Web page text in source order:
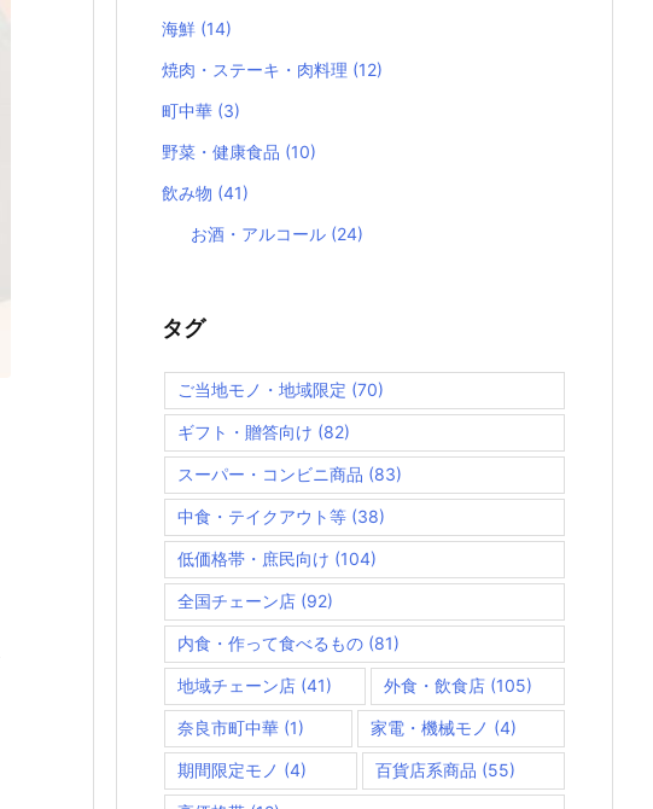
海鮮 (14)
焼肉・ステーキ・肉料理 (12)
町中華 (3)
野菜・健康食品 (10)
飲み物 (41)
お酒・アルコール (24)
タグ
ご当地モノ・地域限定 (70)
ギフト・贈答向け (82)
スーパー・コンビニ商品 (83)
中食・テイクアウト等 (38)
低価格帯・庶民向け (104)
全国チェーン店 (92)
内食・作って食べるもの (81)
地域チェーン店 (41) 外食・飲食店(105)
奈良市町中華 (1) 家電・機械モノ (4)
期間限定モノ (4) 百貨店系商品 (55)